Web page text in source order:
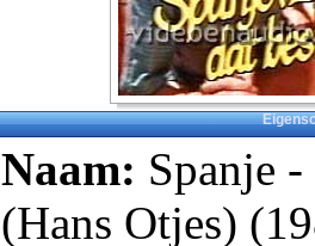
Naam: Spanje
(Hans Otjes)